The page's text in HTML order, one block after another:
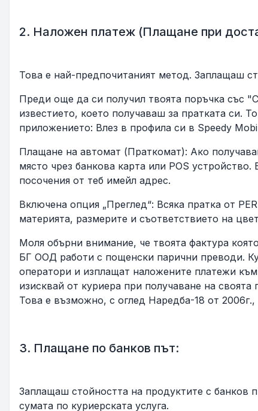
2. Наложен платеж (Плащане при
Това е най-предпочитаният метод. Заплащаш
Преди още да си получил твоята поръчка със
известието, което получаваш за пратката
приложението: Влез в профила си в Speedy
Плащане на автомат (Праткомат): Ако
място чрез банкова карта или POS
посочения от теб имейл адрес.
Включена опция „Преглед“: Всяка пратка от
материята, размерите и съответствието на
Моля обърни внимание, че твоята фактура
БГ ООД работи с пощенски парични преводи.
оператори и изплащат наложените платежи
изисквай от куриера при получаване на
Това е възможно, с оглед Наредба-18 от
3. Плащане по банков път:
Заплащаш стойността на продуктите с
сумата по куриерската услуга.